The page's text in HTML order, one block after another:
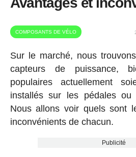
COMPOSANTS DE VÉLO
Sur le marché, nous
capteurs de puissance,
populaires actuellement
installés sur les pédales ou
Nous allons voir quels sont
inconvénients de chacun.
Publicité